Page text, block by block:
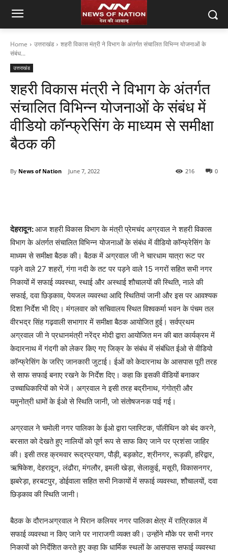
Home उत्तराखंड
शहरी विकास मंत्री ने विभाग के अंतर्गत संचालित विभिन्न योजनाओं के
संबंध...
उत्तराखंड
शहरी विकास मंत्री ने विभाग के अंतर्गत
संचालित विभिन्न योजनाओं के संबंध में
वीडियो कॉन्फ्रेसिंग के माध्यम से समीक्षा
बैठक की
By News of Nation June 7, 2022 0
216
देहरादून:आज शहरी विकास विभाग के मंत्री प्रेमचंद अग्रवाल ने शहरी विकास
विभाग के अंतर्गत संचालित विभिन्न योजनाओं के संबंध में वीडियो कॉन्फ्रेसिंग के
माध्यम से समीक्षा बैठक की। बैठक में अग्रवाल जी ने चारधाम यात्रा रूट पर
पड़ने वाले 27 शहरों, गंगा नदी के तट पर पड़ने वाले 15 नगरों सहित सभी नगर
निकायों में सफाई व्यवस्था, स्थाई और अस्थाई शौचालयों की स्थिति, नाले की
सफाई, दवा छिड़काव, पेयजल व्यवस्था आदि स्थितियां जानी और इस पर आवश्यक
दिशा निर्देश भी दिए। मंगलवार को सचिवालय स्थित विश्वकर्मा भवन के पंचम तल
वीरभद्र सिंह गढ़वाली सभागार में समीक्षा बैठक आयोजित हुई। सर्वप्रथम
अग्रवाल जी ने प्रधानमंत्री नरेंद्र मोदी द्वारा आयोजित मन की बात कार्यक्रम में
केदारनाथ में गंदगी को लेकर किए गए जिक्र के संबंध में संबंधित ईओ से वीडियो
कॉन्फ्रेसिंग के जरिए जानकारी जुटाई। ईओं को केदारनाथ के आसपास पूरी तरह
से साफ सफाई बनाए रखने के निर्देश दिए। कहा कि इसकी वीडियों बनाकर
उच्चाधिकारियों को भेजें। अग्रवाल ने इसी तरह बद्रीनाथ, गंगोत्री और
यमुनोत्री धामों के ईओ से स्थिति जानी, जो संतोषजनक पाई गई।
अग्रवाल ने चमोली नगर पालिका के ईओ द्वारा प्लास्टिक, पॉलीथिन को बंद करने,
बरसात को देखते हुए नालियों को पूर्ण रूप से साफ किए जाने पर प्रशंसा जाहिर
की। इसी तरह क्रमवार रूद्रप्रयाग, पौड़ी, बड़कोट, श्रीनगर, रूड़की, हरिद्वार,
ऋषिकेश, देहरादून, लंढौरा, मंगलौर, इमली खेड़ा, सेलाकुई, मसूरी, विकासनगर,
झबरेड़ा, हरबटपुर, डोईवाला सहित सभी निकायों में सफाई व्यवस्था, शौचालयों, दवा
छिड़काव की स्थिति जानी।
बैठक के दौरानअग्रवाल ने पिरान कलियर नगर पालिका क्षेत्र में रात्रिकाल में
सफाई व्यवस्था न किए जाने पर नाराजगी व्यक्त की। उन्होंने मौके पर सभी नगर
निकायों को निर्देशित करते हुए कहा कि धार्मिक स्थलों के आसपास सफाई व्यवस्था